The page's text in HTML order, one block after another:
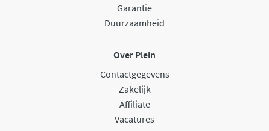
Garantie
Duurzaamheid
Over Plein
Contactgegevens
Zakelijk
Affiliate
Vacatures